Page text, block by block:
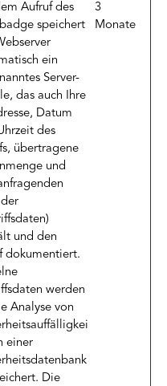
Aufruf des
speichert
ein
Server-
das auch Ihre
Datum
des
übertragene
und
und den
dokumentiert.
werden
Analyse von
einer
Die
3
Monate